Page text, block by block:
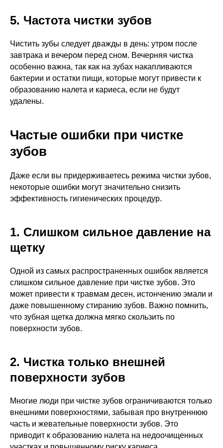
5. Частота чистки зубов
Чистить зубы следует дважды в день: утром после
завтрака и вечером перед сном. Вечерняя чистка
особенно важна, так как на зубах накапливаются
бактерии и остатки пищи, которые могут привести к
образованию налета и кариеса, если не будут
удалены.
Частые ошибки при чистке
зубов
Даже если вы придерживаетесь режима чистки зубов,
некоторые ошибки могут значительно снизить
эффективность гигиенических процедур.
1. Слишком сильное давление на
щетку
Одной из самых распространенных ошибок является
слишком сильное давление при чистке зубов. Это
может привести к травмам десен, истончению эмали и
даже повышенному стиранию зубов. Важно помнить,
что зубная щетка должна мягко скользить по
поверхности зубов.
2. Чистка только внешней
поверхности зубов
Многие люди при чистке зубов ограничиваются только
внешними поверхностями, забывая про внутреннюю
часть и жевательные поверхности зубов. Это
приводит к образованию налета на недоочищенных